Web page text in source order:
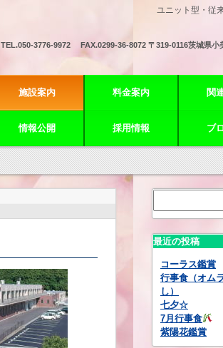
ユニット型・従
TEL.050-3776-9972 FAX.0299-36-8072 〒319-0116茨城県小
施設案内 料金案内 関
情報公開 採用情報 ブ
最近の投稿
コーラス鑑賞
行事食（オム
し）
七夕☆
7月行事食
紫陽花鑑賞